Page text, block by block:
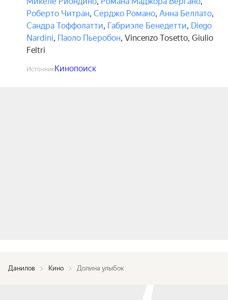
Роберто Читран, Серджо Романо, Анна Беллато,
Сандра Тоффолатти, Габриэле Бенедетти, Diego
Nardini, Паоло Пьеробон, Vincenzo Tosetto, Giulio
Feltri
ИсточникКинопоиск
Данилов Кино Долина улыбок